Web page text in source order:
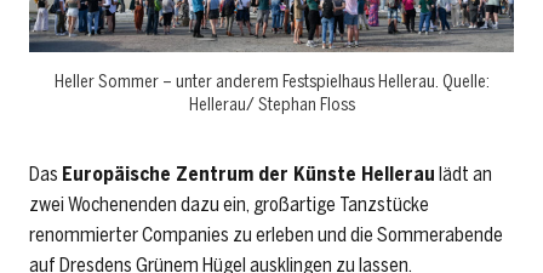
Heller Sommer – unter anderem Festspielhaus Hellerau. Quelle:
Hellerau/ Stephan Floss
Das Europäische Zentrum der Künste Hellerau lädt an
zwei Wochenenden dazu ein, großartige Tanzstücke
renommierter Companies zu erleben und die Sommerabende
auf Dresdens Grünem Hügel ausklingen zu lassen.